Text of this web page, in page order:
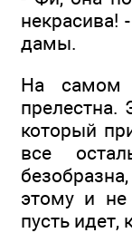
некрасива!
дамы.
На самом
прелестна.
который
все
этому и
пусть идет,